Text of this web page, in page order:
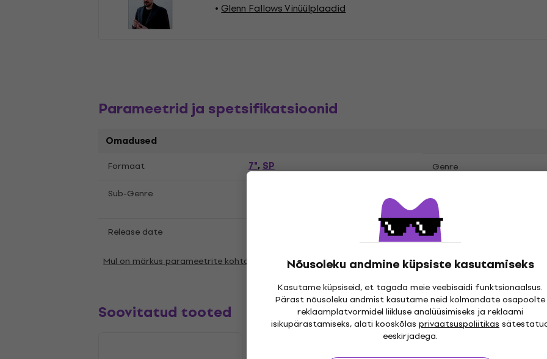
Nõusoleku andmine küpsiste kasutamiseks
Kasutame küpsiseid, et tagada meie veebisaidi funktsionaalsus.
Pärast nõusoleku andmist kasutame neid kolmandate osapoolte
reklaamplatvormidel liikluse analüüsimiseks ja reklaami
isikupärastamiseks, alati kooskõlas privaatsuspoliitikas
eeskirjadega.
Glenn Fallows Vinüülplaadid
Parameetrid ja spetsifikatsioonid
Omadused
Formaat 7",SP Genre
Sub-Genre
Release date Label
Mul on märkus parameetrite kohta
Soovitatud tooted